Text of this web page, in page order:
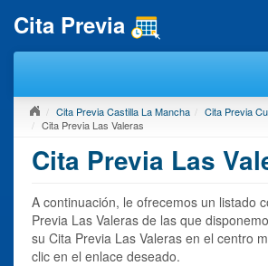
Cita Previa
Cita Previa Castilla La Mancha
Cita Previa
Cita Previa Las Valeras
Cita Previa Las
A continuación, le ofrecemos un listado
Previa Las Valeras de las que
su Cita Previa Las Valeras en el centro
clic en el enlace deseado.